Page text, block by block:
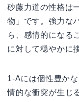
砂藤力道の性格は
物」です。強力な
ら、感情的になる
に対して穏やかに
1-Aには個性豊か
情的な衝突が生じ